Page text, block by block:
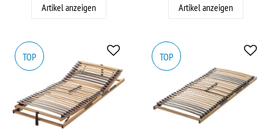
Artikel anzeigen Artikel anzeigen
TOP TOP